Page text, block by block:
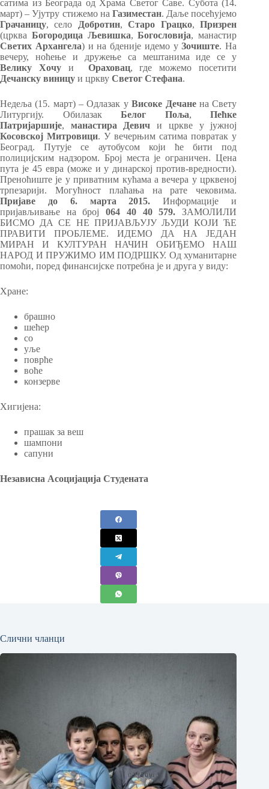
сатима из Београда од Храма Светог Саве. Субота (14.
март) – Ујутру стижемо на Газиместан. Даље посећујемо
Грачаницу, село Добротин,Старо Грацко,Призрен
(црква Богородица Љевишка,Богословија, манастир
Светих Архангела) и на бденије идемо уЗочиште. На
вечеру, ноћење и дружење са мештанима иде се у
Велику Хочуи Ораховац, где можемо посетити
Дечанску виницу и цркву Светог Стефана.
Недеља (15. март) – Одлазак уВисоке Дечане на Свету
Литургију. ОбилазакБелог Поља,Пећке
Патријаршије, манастира Девичи цркве у јужној
Косовској Митровици. У вечерњим сатима повратак у
Београд. Путује се аутобусом који ће бити под
полицијским надзором. Број места је ограничен. Цена
пута је 45 евра (може и у динарској против-вредности).
Преноћиште је у приватним кућама а вечера у црквеној
трпезарији. Могућност плаћања на рате чековима.
Пријаве до 6. марта 2015. Информације и
пријављивање на број064 40 40 579.ЗАМОЛИЛИ
БИСМО ДА СЕ НЕ ПРИЈАВЉУЈУ ЉУДИ КОЈИ ЋЕ
ПРАВИТИ ПРОБЛЕМЕ. ИДЕМО ДА НА ЈЕДАН
МИРАН И КУЛТУРАН НАЧИН ОБИЂЕМО НАШ
НАРОД И ПРУЖИМО ИМ ПОДРШКУ. Од хуманитарне
помоћи, поред финансијске потребна је и друга у виду:
Хране:
брашно
шећер
со
уље
поврће
воће
конзерве
Хигијена:
прашак за веш
шампони
сапуни
Независна Асоцијација Студената
Слични чланци